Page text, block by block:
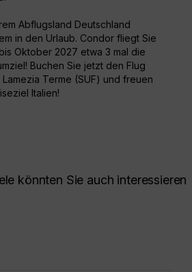
Abflugsland Deutschland
in den Urlaub. Condor fliegt Sie
Oktober 2027 etwa 3 mal die
Buchen Sie jetzt den Flug
Terme (SUF) und freuen
Italien!
könnten Sie auch interessieren